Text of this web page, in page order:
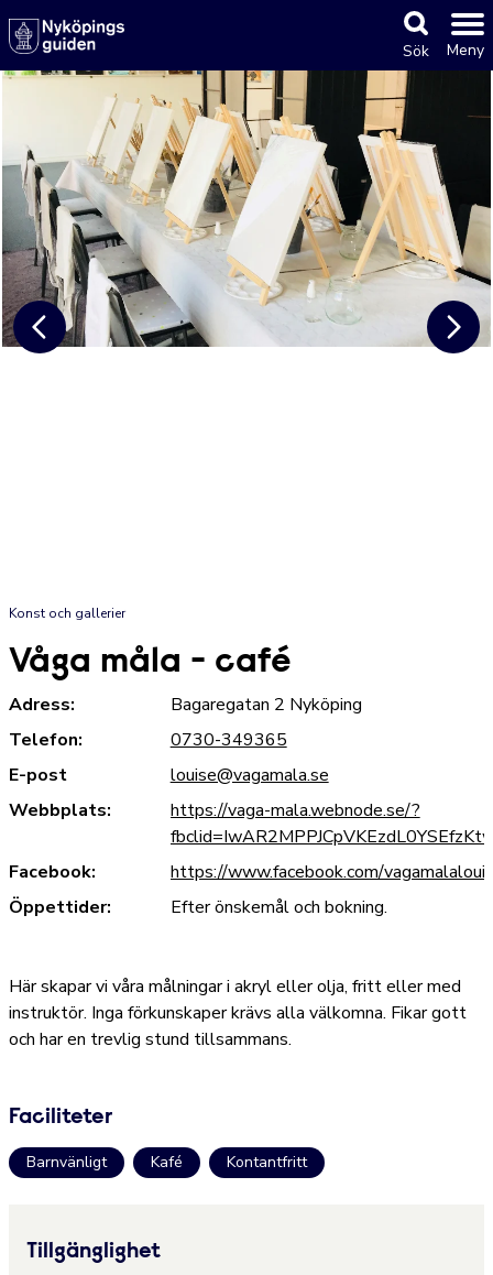
Sök Meny
Konst och gallerier
Våga måla - café
Adress:
Bagaregatan 2 Nyköping
Telefon:
0730-349365
E-post
louise@vagamala.se
Webbplats:
https://vaga-mala.webnode.se/?
Facebook:
https://www.facebook.com/
Öppettider:
Efter önskemål och bokning.
Här skapar vi våra målningar i akryl eller olja, fritt eller med
instruktör. Inga förkunskaper krävs alla välkomna. Fikar gott
och har en trevlig stund tillsammans.
Faciliteter
Barnvänligt Kafé Kontantfritt
Tillgänglighet